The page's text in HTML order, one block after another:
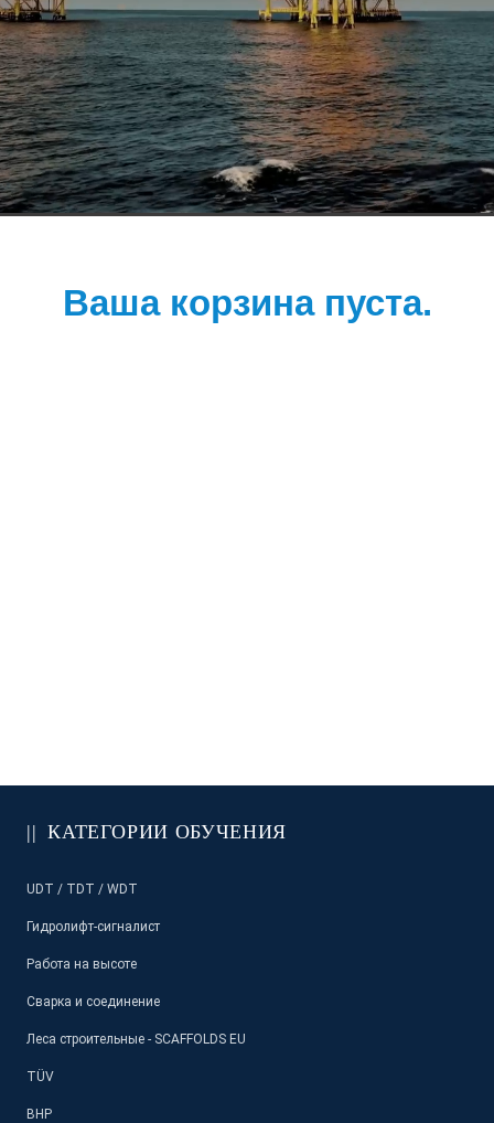
Ваша корзина пуста.
КАТЕГОРИИ ОБУЧЕНИЯ
UDT / TDT / WDT
Гидролифт-сигналист
Работа на высоте
Сварка и соединение
Леса строительные - SCAFFOLDS EU
TÜV
BHP